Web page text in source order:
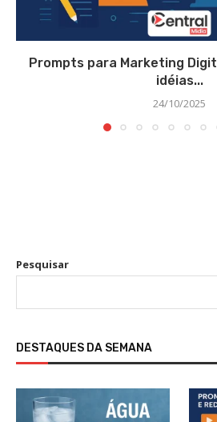
Prompts para Marketing
idéias...
24/10/2025
Pesquisar
DESTAQUES DA SEMANA